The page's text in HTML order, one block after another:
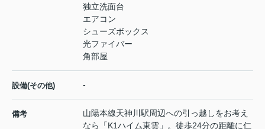
独立洗面台
エアコン
シューズボックス
光ファイバー
角部屋
設備(その他) -
備考
山陽本線天神川駅周辺への引っ越しをお考え
なら「K1ハイム東雲」。徒歩24分の距離に仁